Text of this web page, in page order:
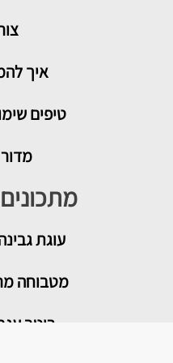
איך
טיפים
עוגת
מטבוחה
רוטב